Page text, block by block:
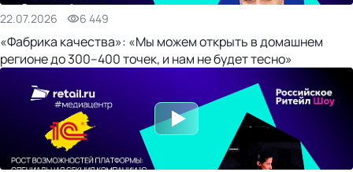
22.07.2026 6 449
«Фабрика качества»: «Мы можем открыть в домашнем
регионе до 300–400 точек, и нам не будет тесно»